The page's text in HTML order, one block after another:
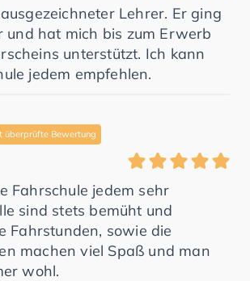
Lehrer. Er ging
und hat mich bis zum Erwerb
unterstützt. Ich kann
jedem empfehlen.
überprüfte Bewertung
Fahrschule jedem sehr
sind stets bemüht und
Fahrstunden, sowie die
machen viel Spaß und man
wohl.